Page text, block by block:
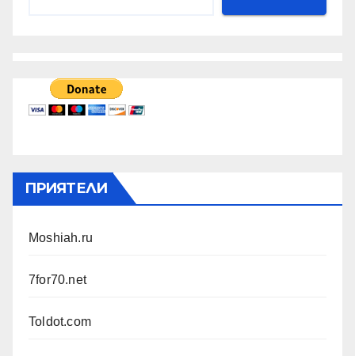
ПРИЯТЕЛИ
Moshiah.ru
7for70.net
Toldot.com